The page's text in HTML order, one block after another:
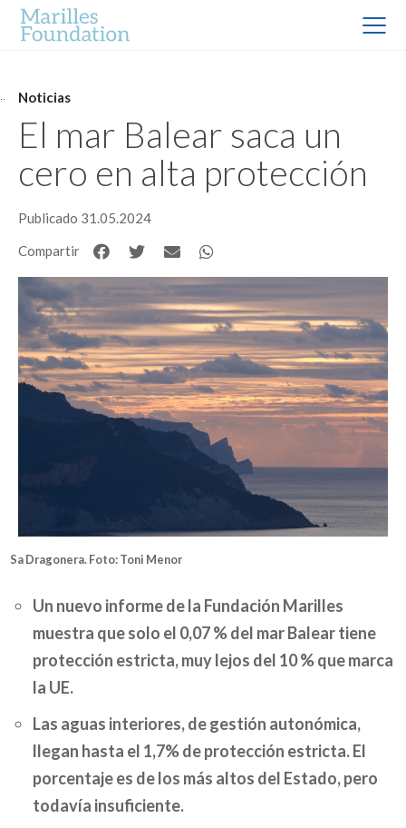
Noticias
El mar Balear saca un
cero en alta protección
Publicado 31.05.2024
Compartir
Sa Dragonera. Foto: Toni Menor
Un nuevo informe de la Fundación Marilles
muestra que solo el 0,07 % del mar Balear tiene
protección estricta, muy lejos del 10 % que marca
la UE.
Las aguas interiores, de gestión autonómica,
llegan hasta el 1,7% de protección estricta. El
porcentaje es de los más altos del Estado, pero
todavía insuficiente.